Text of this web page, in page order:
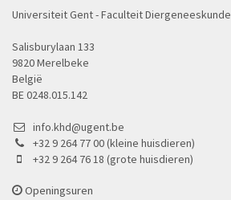
Universiteit Gent - Faculteit Diergeneeskunde
Salisburylaan 133
9820 Merelbeke
België
BE 0248.015.142
info.khd@ugent.be
+32 9 264 77 00 (kleine huisdieren)
+32 9 264 76 18 (grote huisdieren)
Openingsuren